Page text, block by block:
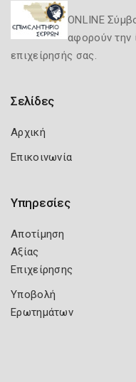
ONLINE
αφορούν την
επιχείρησής σας.
Σελίδες
Αρχική
Επικοινωνία
Υπηρεσίες
Αποτίμηση
Αξίας
Επιχείρησης
Υποβολή
Ερωτημάτων